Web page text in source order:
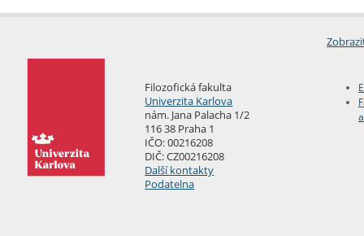
Filozofická fakulta
Univerzita Karlova
nám. Jana Palacha 1/2
116 38 Praha 1
IČO: 00216208
DIČ: CZ00216208
Další kontakty
Podatelna